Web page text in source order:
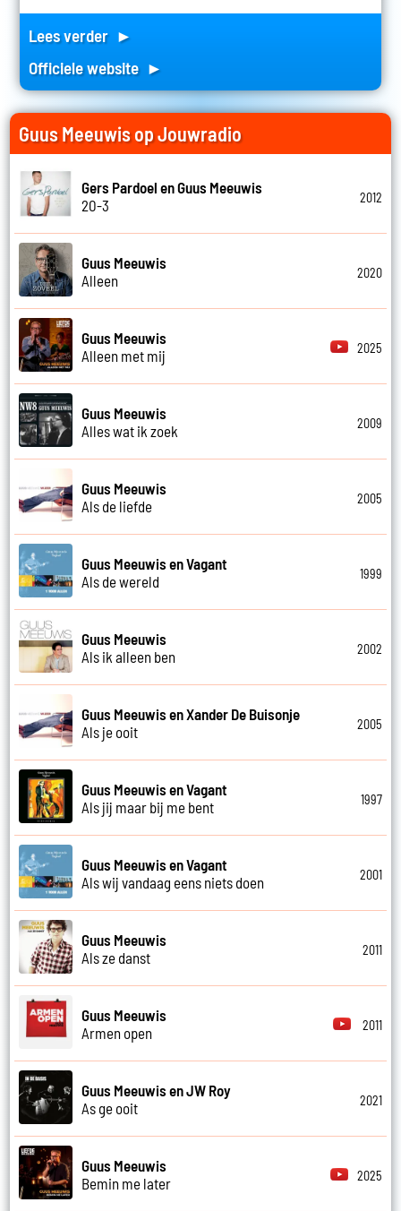
Lees verder ►
Officiele website ►
Guus Meeuwis op Jouwradio
Gers Pardoel en Guus Meeuwis
20-3
2012
Guus Meeuwis
Alleen
2020
Guus Meeuwis
Alleen met mij
2025
Guus Meeuwis
Alles wat ik zoek
2009
Guus Meeuwis
Als de liefde
2005
Guus Meeuwis en Vagant
Als de wereld
1999
Guus Meeuwis
Als ik alleen ben
2002
Guus Meeuwis en Xander De Buisonje
Als je ooit
2005
Guus Meeuwis en Vagant
Als jij maar bij me bent
1997
Guus Meeuwis en Vagant
Als wij vandaag eens niets doen
2001
Guus Meeuwis
Als ze danst
2011
Guus Meeuwis
Armen open
2011
Guus Meeuwis en JW Roy
As ge ooit
2021
Guus Meeuwis
Bemin me later
2025